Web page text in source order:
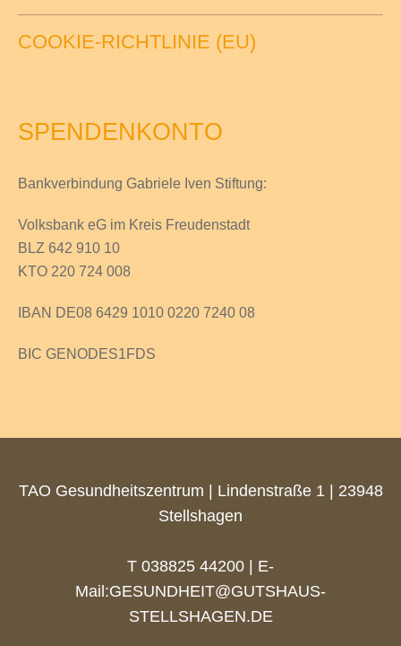
COOKIE-RICHTLINIE (EU)
SPENDENKONTO
Bankverbindung Gabriele Iven Stiftung:
Volksbank eG im Kreis Freudenstadt
BLZ 642 910 10
KTO 220 724 008
IBAN DE08 6429 1010 0220 7240 08
BIC GENODES1FDS
TAO Gesundheitszentrum | Lindenstraße 1 | 23948
Stellshagen
T 038825 44200 | E-
Mail:GESUNDHEIT@GUTSHAUS-
STELLSHAGEN.DE